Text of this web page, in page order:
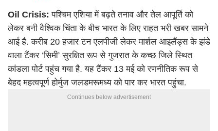
Oil Crisis: पश्चिम एशिया में बढ़ते तनाव और तेल आपूर्ति को
लेकर बनी वैश्विक चिंता के बीच भारत के लिए राहत भरी खबर सामने
आई है. करीब 20 हजार टन एलपीजी लेकर मार्शल आइलैंड्स के झंडे
वाला टैंकर ‘सिमी’ सुरक्षित रूप से गुजरात के कच्छ जिले स्थित
कांडला पोर्ट पहुंच गया है. यह टैंकर 13 मई को रणनीतिक रूप से
बेहद महत्वपूर्ण होर्मुज जलडमरूमध्य को पार कर भारत पहुंचा.
Continues below advertisement